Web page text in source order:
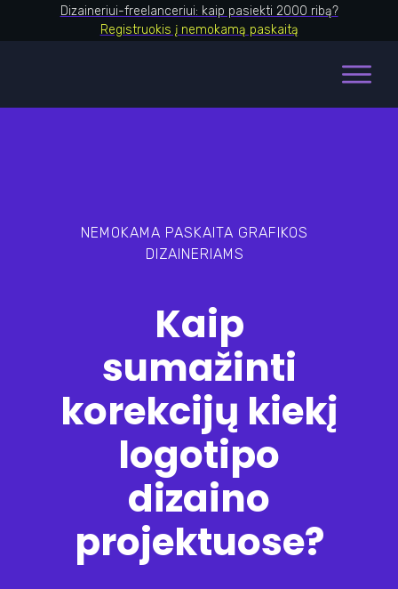
Dizaineriui-freelanceriui: kaip pasiekti 2000 ribą?
Registruokis į nemokamą paskaitą
NEMOKAMA PASKAITA GRAFIKOS
DIZAINERIAMS
Kaip
sumažinti
korekcijų kiekį
logotipo
dizaino
projektuose?